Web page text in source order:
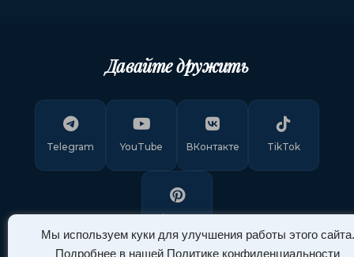
Мы используем куки для улучшения работы этого сайта.
Подробнее в нашей Политике конфиденциальности
Давайте дружить
Telegram YouTube ВКонтакте TikTok
Pinterest